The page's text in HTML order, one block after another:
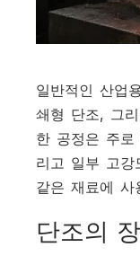
일반적인 산업
쇄형 단조, 그
한 공정은 주로
리고 일부 고
같은 재료에 사
단조의